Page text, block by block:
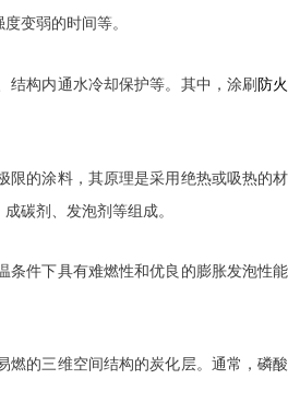
变弱的时间等。
结构内通水冷却保护等。其中，涂刷 防
的涂料，其原理是采用绝热或吸热的
碳剂、发泡剂等组成。
件下具有难燃性和优良的膨胀发泡性
的三维空间结构的炭化层。通常，磷